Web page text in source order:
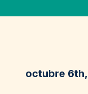
octubre